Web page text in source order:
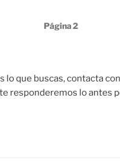
Página2
lo que buscas, contacta
responderemos lo antes